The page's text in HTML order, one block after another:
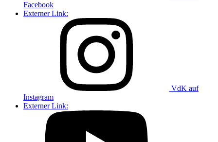
Facebook
Externer Link:
VdK auf
Instagram
Externer Link: